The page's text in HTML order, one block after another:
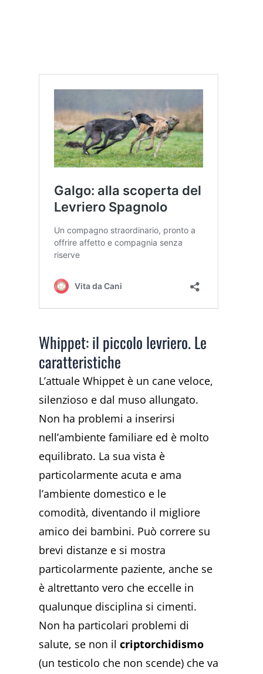
Whippet: il piccolo levriero. Le
caratteristiche
L’attuale Whippet è un cane veloce,
silenzioso e dal muso allungato.
Non ha problemi a inserirsi
nell’ambiente familiare ed è molto
equilibrato. La sua vista è
particolarmente acuta e ama
l’ambiente domestico e le
comodità, diventando il migliore
amico dei bambini. Può correre su
brevi distanze e si mostra
particolarmente paziente, anche se
è altrettanto vero che eccelle in
qualunque disciplina si cimenti.
Non ha particolari problemi di
salute, se non ilcriptorchidismo
(un testicolo che non scende) che va